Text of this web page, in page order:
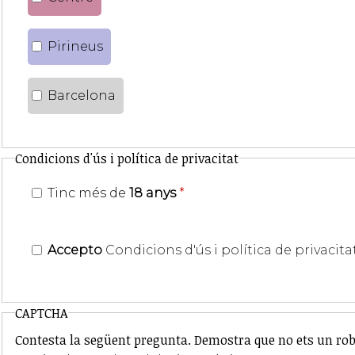
Pirineus
Barcelona
Condicions d'ús i política de privacitat
Tinc més de 18 anys *
Accepto Condicions d'ús i política de
CAPTCHA
Contesta la següent pregunta. Demostra que no ets un